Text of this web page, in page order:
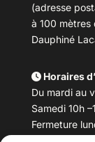
(adresse
à 100 mètres
Dauphiné
Horaires
Du mardi au
Samedi 10h
Fermeture